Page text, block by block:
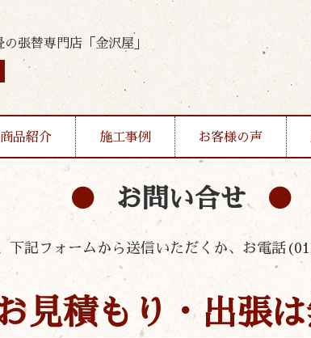
張替専門店「金沢屋」
商品紹介 施工事例 お客様の声
お問い合せ
下記フォームから送信いただくか、お電話
見積もり・出張